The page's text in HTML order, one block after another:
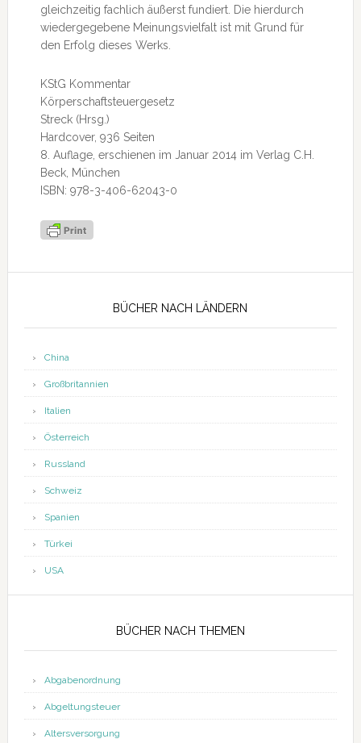
gleichzeitig fachlich äußerst fundiert. Die hierdurch
wiedergegebene Meinungsvielfalt ist mit Grund für
den Erfolg dieses Werks.
KStG Kommentar
Körperschaftsteuergesetz
Streck (Hrsg.)
Hardcover, 936 Seiten
8. Auflage, erschienen im Januar 2014 im Verlag C.H.
Beck, München
ISBN: 978-3-406-62043-0
BÜCHER NACH LÄNDERN
China
Großbritannien
Italien
Österreich
Russland
Schweiz
Spanien
Türkei
USA
BÜCHER NACH THEMEN
Abgabenordnung
Abgeltungsteuer
Altersversorgung